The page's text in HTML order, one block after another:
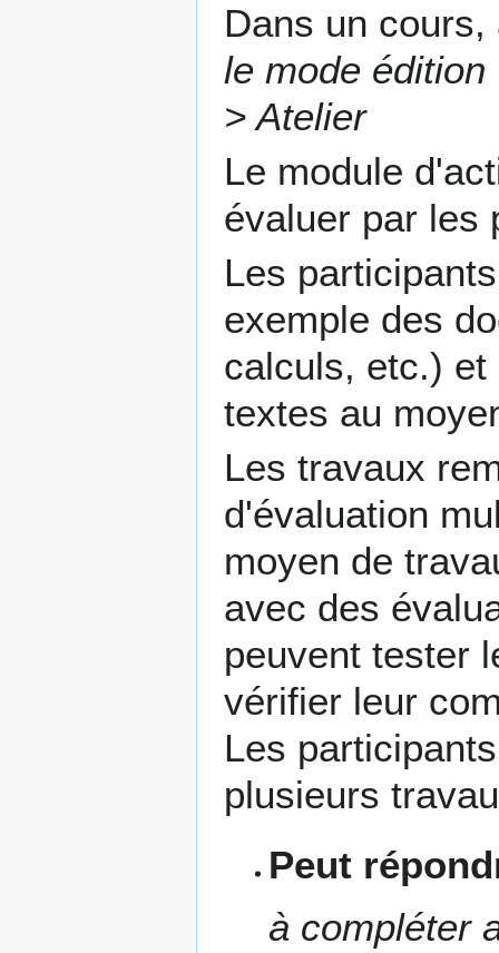
Dans un
le mode édition
> Atelier
Le module
évaluer par les
Les
exemple des
calculs, etc.)
textes au
Les travaux
d'évaluation
moyen de
avec des
peuvent tester
vérifier leur
Les
plusieurs
Peut
à compléter